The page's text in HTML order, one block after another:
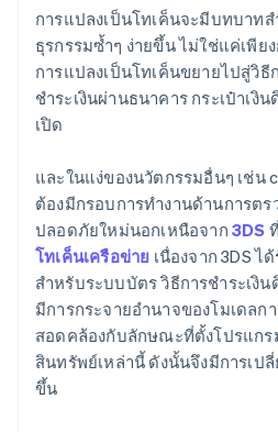
การแปลงเป็นโทเค็นจะมีบทบาท
ธุรกรรมซ้ำๆ ง่ายขึ้น ไม่ใช่แค่เพีย
การแปลงเป็นโทเค็นขยายไปสู่วิธี
ชำระเงินผ่านธนาคาร กระเป๋าเงิ
เปิด
และในแง่ของนวัตกรรมอื่นๆ เช่น
ต้องมีกรอบการทำงานด้านการต
ปลอดภัยใหม่นอกเหนือจาก 3DS
โทเค็นเครือข่าย เนื่องจาก 3DS
สำหรับระบบบัตร วิธีการชำระเงิ
มีการกระจายอำนาจของโมเดลก
สอดคล้องกับลักษณะที่ตั้งโปรแก
สินทรัพย์เหล่านี้ ดังนั้นจึงมีการเป
ขึ้น